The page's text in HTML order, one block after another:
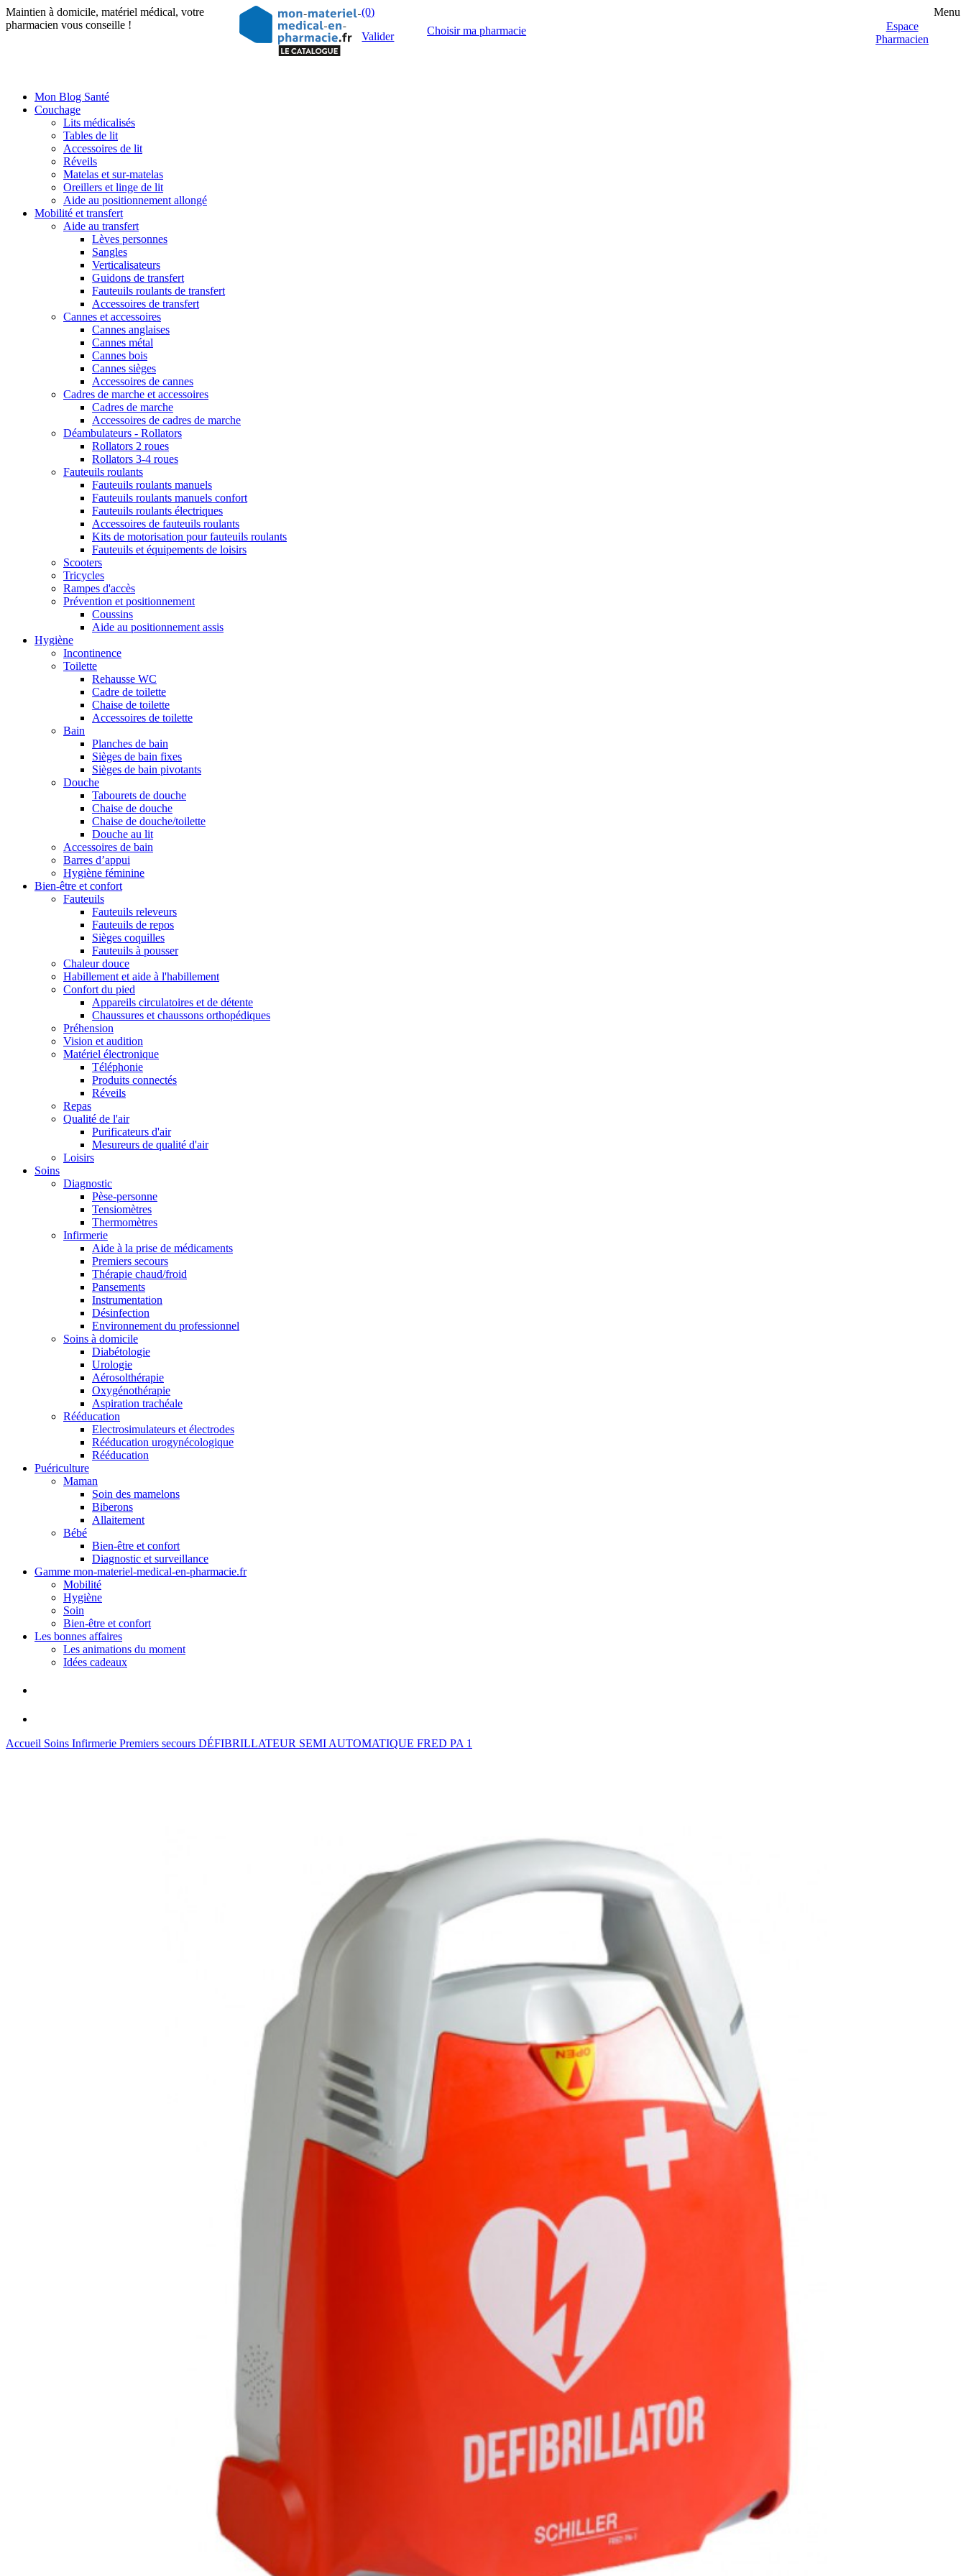
Maintien à domicile, matériel médical, votre
pharmacien vous conseille !
(0)
Valider
Choisir ma pharmacie
Espace
Pharmacien
Menu
Mon Blog Santé
Couchage
Lits médicalisés
Tables de lit
Accessoires de lit
Réveils
Matelas et sur-matelas
Oreillers et linge de lit
Aide au positionnement allongé
Mobilité et transfert
Aide au transfert
Lèves personnes
Sangles
Verticalisateurs
Guidons de transfert
Fauteuils roulants de transfert
Accessoires de transfert
Cannes et accessoires
Cannes anglaises
Cannes métal
Cannes bois
Cannes sièges
Accessoires de cannes
Cadres de marche et accessoires
Cadres de marche
Accessoires de cadres de marche
Déambulateurs - Rollators
Rollators 2 roues
Rollators 3-4 roues
Fauteuils roulants
Fauteuils roulants manuels
Fauteuils roulants manuels confort
Fauteuils roulants électriques
Accessoires de fauteuils roulants
Kits de motorisation pour fauteuils roulants
Fauteuils et équipements de loisirs
Scooters
Tricycles
Rampes d'accès
Prévention et positionnement
Coussins
Aide au positionnement assis
Hygiène
Incontinence
Toilette
Rehausse WC
Cadre de toilette
Chaise de toilette
Accessoires de toilette
Bain
Planches de bain
Sièges de bain fixes
Sièges de bain pivotants
Douche
Tabourets de douche
Chaise de douche
Chaise de douche/toilette
Douche au lit
Accessoires de bain
Barres d’appui
Hygiène féminine
Bien-être et confort
Fauteuils
Fauteuils releveurs
Fauteuils de repos
Sièges coquilles
Fauteuils à pousser
Chaleur douce
Habillement et aide à l'habillement
Confort du pied
Appareils circulatoires et de détente
Chaussures et chaussons orthopédiques
Préhension
Vision et audition
Matériel électronique
Téléphonie
Produits connectés
Réveils
Repas
Qualité de l'air
Purificateurs d'air
Mesureurs de qualité d'air
Loisirs
Soins
Diagnostic
Pèse-personne
Tensiomètres
Thermomètres
Infirmerie
Aide à la prise de médicaments
Premiers secours
Thérapie chaud/froid
Pansements
Instrumentation
Désinfection
Environnement du professionnel
Soins à domicile
Diabétologie
Urologie
Aérosolthérapie
Oxygénothérapie
Aspiration trachéale
Rééducation
Electrosimulateurs et électrodes
Rééducation urogynécologique
Rééducation
Puériculture
Maman
Soin des mamelons
Biberons
Allaitement
Bébé
Bien-être et confort
Diagnostic et surveillance
Gamme mon-materiel-medical-en-pharmacie.fr
Mobilité
Hygiène
Soin
Bien-être et confort
Les bonnes affaires
Les animations du moment
Idées cadeaux
Accueil Soins Infirmerie Premiers secours DÉFIBRILLATEUR SEMI AUTOMATIQUE FRED PA 1